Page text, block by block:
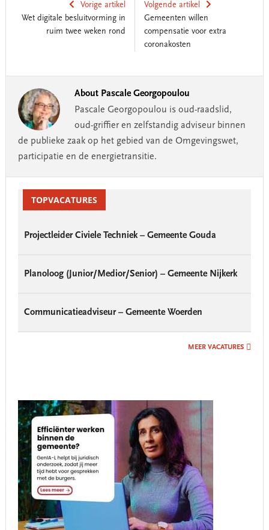
Vorige artikel
Wet digitale besluitvorming in
ruim twee weken rond
Volgende artikel
Gemeenten willen
compensatie voor extra
coronakosten
About Pascale Georgopoulou
Pascale Georgopoulou is oud-raadslid,
oud-griffier en zelfstandig adviseur binnen
de publieke zaak op het gebied van de Omgevingswet,
participatie en de energietransitie.
Interactions
SidebarTOPVACATURES
Projectleider Civiele Techniek – Gemeente Gouda
Planoloog (Junior/Medior/Senior) – Gemeente Nijkerk
Communicatieadviseur – Gemeente Woerden
MEER VACATURES